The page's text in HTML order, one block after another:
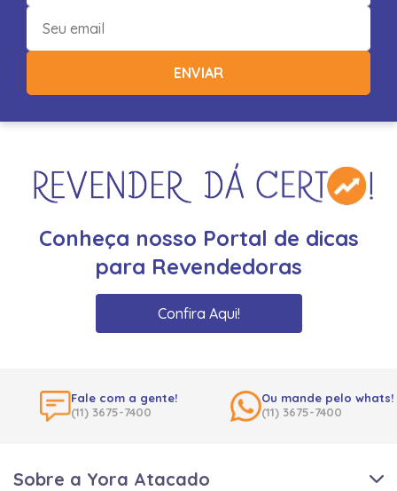
ENVIAR
Conheça nosso Portal de dicas
para Revendedoras
Confira Aqui!
Fale com a gente!
(11) 3675-7400
Ou mande pelo whats!
(11) 3675-7400
Sobre a Yora Atacado